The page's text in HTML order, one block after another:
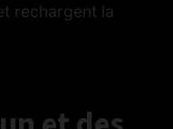
rechargent la